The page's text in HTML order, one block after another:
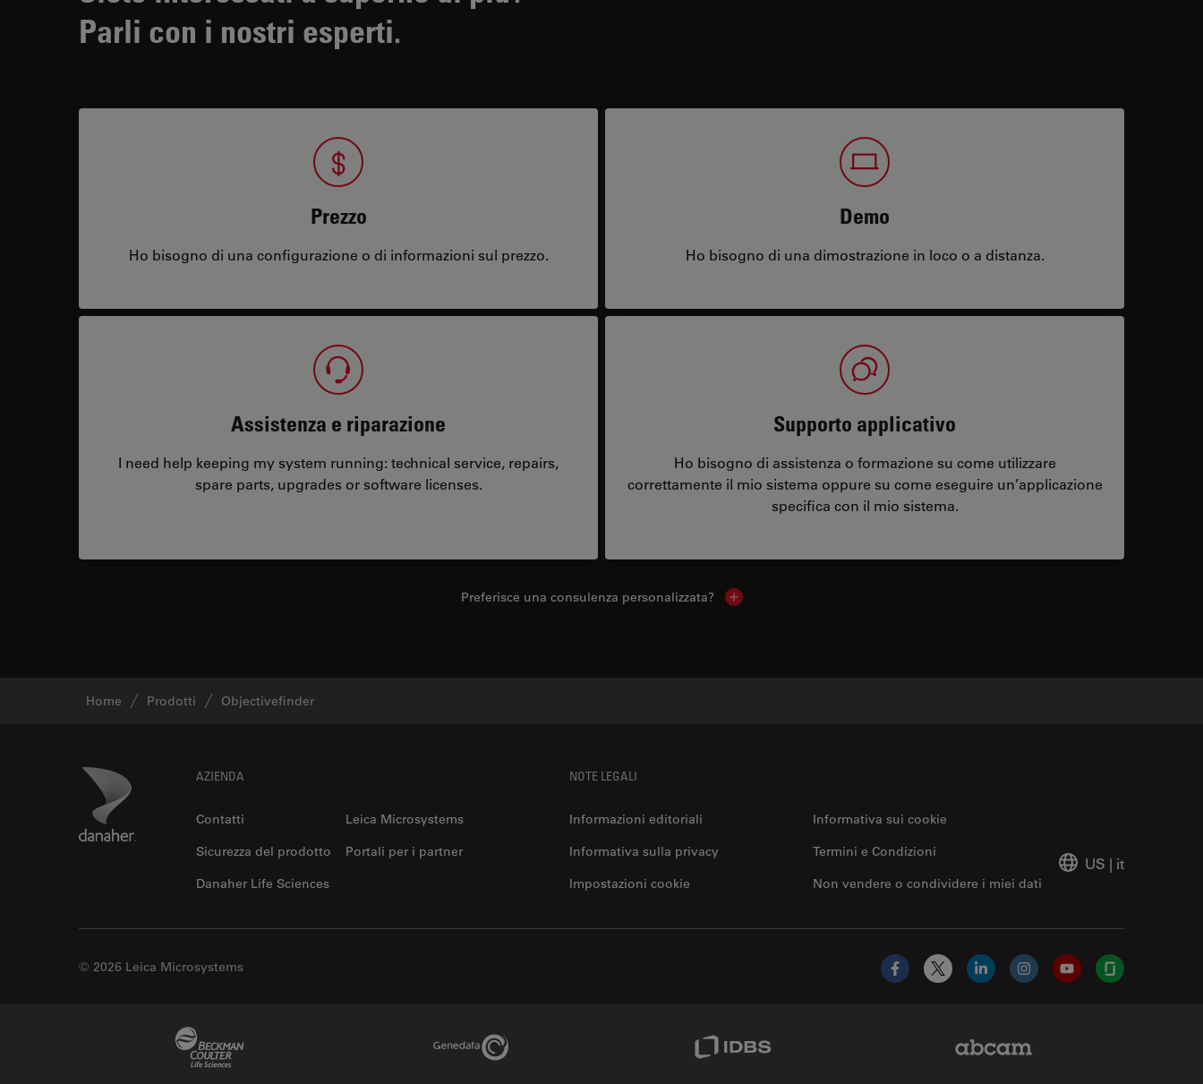
Parli con i nostri esperti.
Prezzo
Ho bisogno di una configurazione o di informazioni sul prezzo.
Demo
Ho bisogno di una dimostrazione in loco o a distanza.
Assistenza e riparazione
I need help keeping my system running: technical service, repairs,
spare parts, upgrades or software licenses.
Supporto applicativo
Ho bisogno di assistenza o formazione su come utilizzare
correttamente il mio sistema oppure su come eseguire un’applicazione
specifica con il mio sistema.
Preferisce una consulenza personalizzata? Show local contacts
Home Prodotti Objectivefinder
Danaher Logo AZIENDA
Contatti
Leica Microsystems
Sicurezza del prodotto
Portali per i partner
Danaher Life Sciences
NOTE LEGALI
Informazioni editoriali
Informativa sui cookie
Informativa sulla privacy
Non vendere o condividere i miei dati
Termini e Condizioni
Impostazioni cookie
US | it
© 2026 Leica Microsystems
Facebook
X LinkedInInstagramYouTubeGlassdoor
Genedata Link